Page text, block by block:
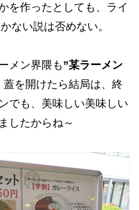
を作ったとしても、ライ
ない説は否めない。
メン界隈も”某ラーメン
を開けたら結局は、終
でも、美味しい美味しい
したからね～